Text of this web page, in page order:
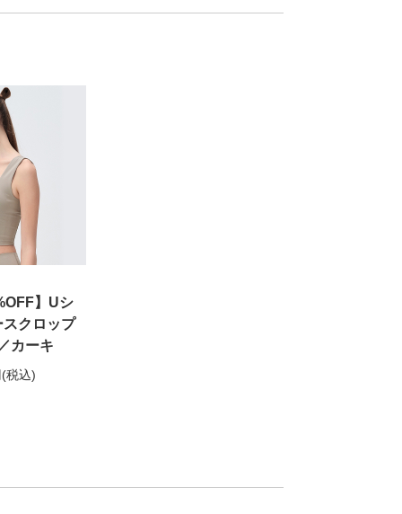
】Uシ
クロップ
カーキ
(税込)